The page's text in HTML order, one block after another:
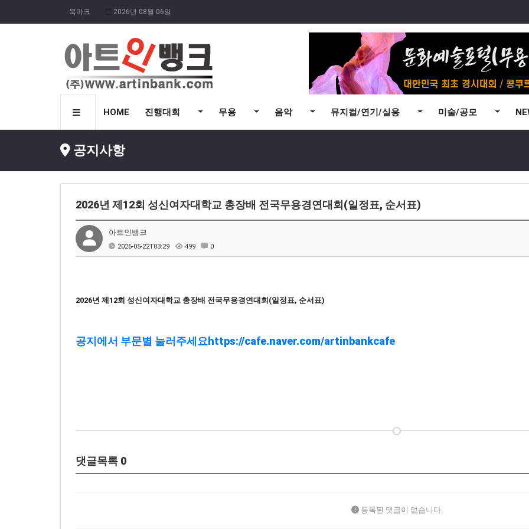
북마크 2026년 08월 06일
HOME 진행대회 무용 음악 뮤지컬/연기/실용 미술/공모
공지사항
2026년 제12회 성신여자대학교 총장배 전국무용경연대회(일정표, 순서표)
아트인뱅크
2026-05-22T03:29 499 0
2026년 제12회 성신여자대학교 총장배 전국무용경연대회(일정표, 순서표)
공지에서 부문별 눌러주세요https://cafe.naver.com/artinbankcafe
댓글목록 0
등록된 댓글이 없습니다.